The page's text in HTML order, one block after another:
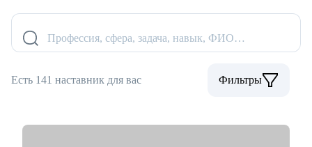
Профессия, сфера, задача, навык, ФИО…
Есть 141 наставник для вас Фильтры